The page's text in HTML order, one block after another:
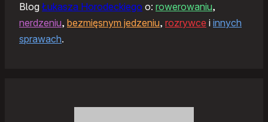
Blog Łukasza Horodeckiego o: rowerowaniu,
nerdzeniu, bezmięsnym jedzeniu, rozrywce i innych
sprawach.